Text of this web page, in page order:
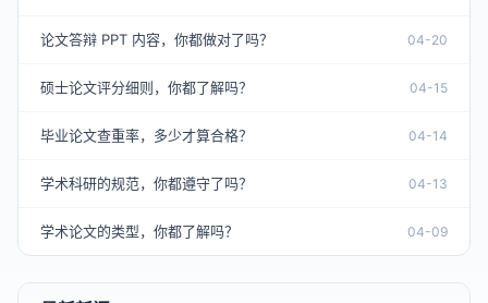
论文答辩 PPT 内容，你都做对了吗？ 04-20
硕士论文评分细则，你都了解吗？ 04-15
毕业论文查重率，多少才算合格？ 04-14
学术科研的规范，你都遵守了吗？ 04-13
学术论文的类型，你都了解吗？ 04-09